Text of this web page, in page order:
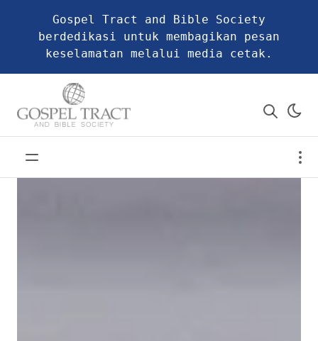
Gospel Tract and Bible Society
berdedikasi untuk membagikan pesan
keselamatan melalui media cetak.